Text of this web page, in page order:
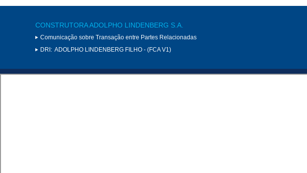
CONSTRUTORA ADOLPHO LINDENBERG S.A.
Comunicação sobre Transação entre Partes Relacionadas
DRI: ADOLPHO LINDENBERG FILHO - (FCA V1)